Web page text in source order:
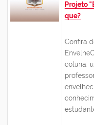
Projeto
que?
Confira
coluna,